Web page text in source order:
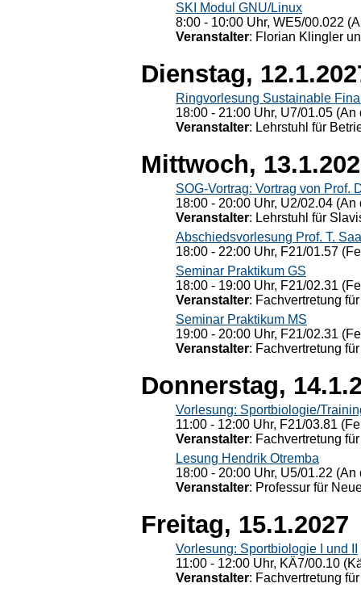
SKI Modul GNU/Linux
8:00 - 10:00 Uhr, WE5/00.022
Veranstalter: Florian Klingler
Dienstag,
Ringvorlesung Sustainable
18:00 - 21:00 Uhr, U7/01.05
Veranstalter: Lehrstuhl für
Mittwoch,
SOG-Vortrag: Vortrag von Prof.
18:00 - 20:00 Uhr, U2/02.04
Veranstalter: Lehrstuhl für
Abschiedsvorlesung Prof. T.
18:00 - 22:00 Uhr, F21/01.57
Seminar Praktikum GS
18:00 - 19:00 Uhr, F21/02.31
Veranstalter: Fachvertretung
Seminar Praktikum MS
19:00 - 20:00 Uhr, F21/02.31
Veranstalter: Fachvertretung
Donnerstag,
Vorlesung: Sportbiologie/
11:00 - 12:00 Uhr, F21/03.81
Veranstalter: Fachvertretung
Lesung Hendrik Otremba
18:00 - 20:00 Uhr, U5/01.22
Veranstalter: Professur für
Freitag, 15.1.2027
Vorlesung: Sportbiologie I und II
11:00 - 12:00 Uhr, KÄ7/00.10
Veranstalter: Fachvertretung